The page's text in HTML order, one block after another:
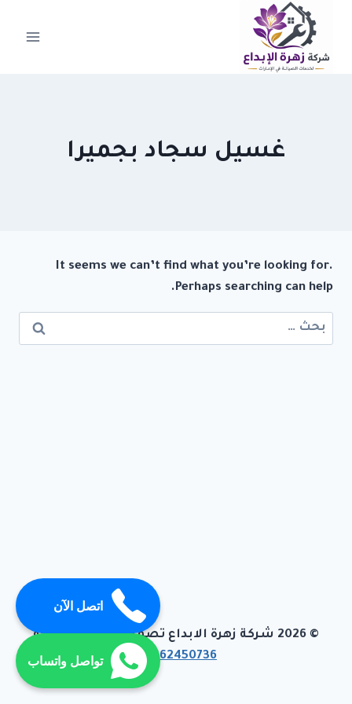
التجاوز
المحتوى
غسيل سجاد بجميرا
It seems we can’t find what you’re looking for.
Perhaps searching can help.
البحث
عن:
© 2026 شركة زهرة الابداع تصميم وبرمجة تيفاجو
01062450736
اتصل الآن
تواصل واتساب